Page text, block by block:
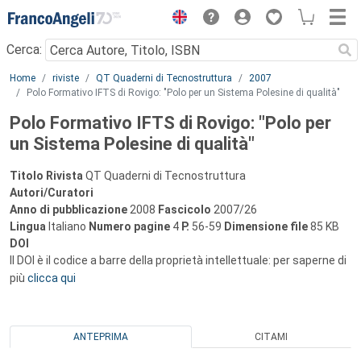
Menu
Cerca:
Main content
Home riviste QT Quaderni di Tecnostruttura
2007
Polo Formativo IFTS di Rovigo: "Polo per un Sistema Polesine di qualità"
Polo Formativo IFTS di Rovigo: "Polo per
un Sistema Polesine di qualità"
Titolo Rivista QT Quaderni di Tecnostruttura
Autori/Curatori
Anno di pubblicazione 2008 Fascicolo 2007/26
Lingua Italiano Numero pagine 4 P. 56-59 Dimensione file85 KB
DOI
Il DOI è il codice a barre della proprietà intellettuale: per saperne di
più clicca qui
ANTEPRIMA CITAMI